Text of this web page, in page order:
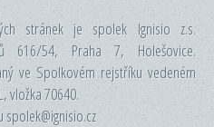
stránek je spolek Ignisio z.s.
616/54, Praha 7, Holešovice.
ve Spolkovém rejstříku vedeném
vložka 70640.